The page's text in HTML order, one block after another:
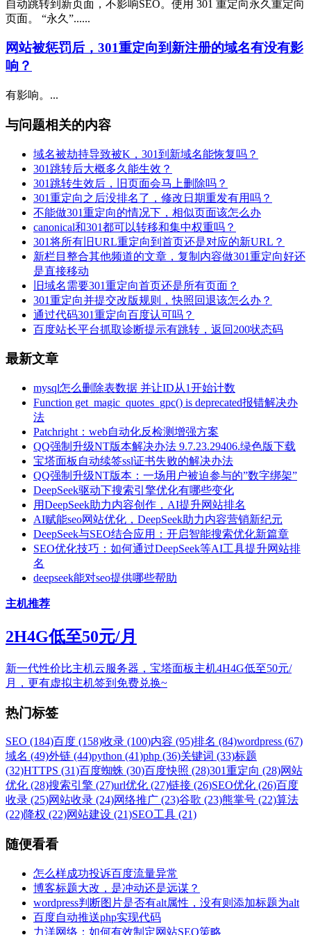
自动跳转到新页面，不影响SEO。使用 301 重定向永久重定向
页面。 “永久”......
网站被惩罚后，301重定向到新注册的域名有没有影
响？
有影响。...
与问题相关的内容
域名被劫持导致被K，301到新域名能恢复吗？
301跳转后大概多久能生效？
301跳转生效后，旧页面会马上删除吗？
301重定向之后没排名了，修改日期重发有用吗？
不能做301重定向的情况下，相似页面该怎么办
canonical和301都可以转移和集中权重吗？
301将所有旧URL重定向到首页还是对应的新URL？
新栏目整合其他频道的文章，复制内容做301重定向好还
是直接移动
旧域名需要301重定向首页还是所有页面？
301重定向并提交改版规则，快照回退该怎么办？
通过代码301重定向百度认可吗？
百度站长平台抓取诊断提示有跳转，返回200状态码
最新文章
mysql怎么删除表数据 并让ID从1开始计数
Function get_magic_quotes_gpc() is deprecated报错解决办
法
Patchright：web自动化反检测增强方案
QQ强制升级NT版本解决办法 9.7.23.29406.绿色版下载
宝塔面板自动续签ssl证书失败的解决办法
QQ强制升级NT版本：一场用户被迫参与的”数字绑架”
DeepSeek驱动下搜索引擎优化有哪些变化
用DeepSeek助力内容创作，AI提升网站排名
AI赋能seo网站优化，DeepSeek助力内容营销新纪元
DeepSeek与SEO结合应用：开启智能搜索优化新篇章
SEO优化技巧：如何通过DeepSeek等AI工具提升网站排
名
deepseek能对seo提供哪些帮助
主机推荐
2H4G低至50元/月
新一代性价比主机云服务器，宝塔面板主机4H4G低至50元/
月，更有虚拟主机签到免费兑换~
热门标签
SEO (184)百度 (158)收录 (100)内容 (95)排名 (84)wordpress (67)
域名 (49)外链 (44)python (41)php (36)关键词 (33)标题
(32)HTTPS (31)百度蜘蛛 (30)百度快照 (28)301重定向 (28)网站
优化 (28)搜索引擎 (27)url优化 (27)链接 (26)SEO优化 (26)百度
收录 (25)网站收录 (24)网络推广 (23)谷歌 (23)熊掌号 (22)算法
(22)降权 (22)网站建设 (21)SEO工具 (21)
随便看看
怎么样成功投诉百度流量异常
博客标题大改，是冲动还是远谋？
wordpress判断图片是否有alt属性，没有则添加标题为alt
百度自动推送php实现代码
力洋网络：如何有效制定网站SEO策略